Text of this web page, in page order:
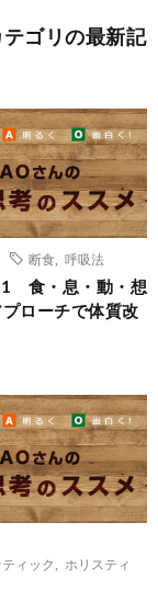
テゴリの最新記
断食 呼吸法
食・息・動・想
ローチで体質改
ィック
ホリスティ